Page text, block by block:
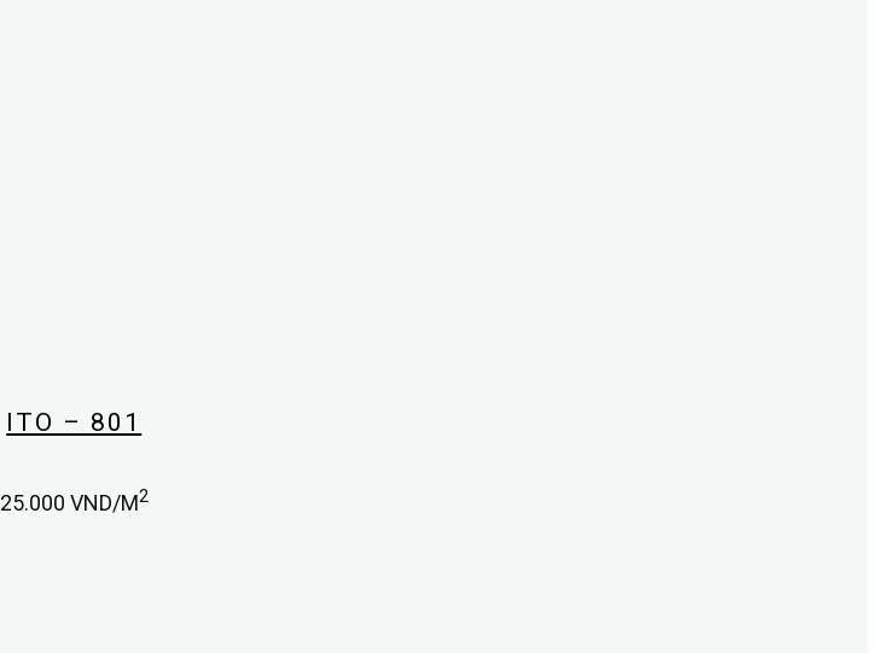
ITO – 801
25.000 VND/M2